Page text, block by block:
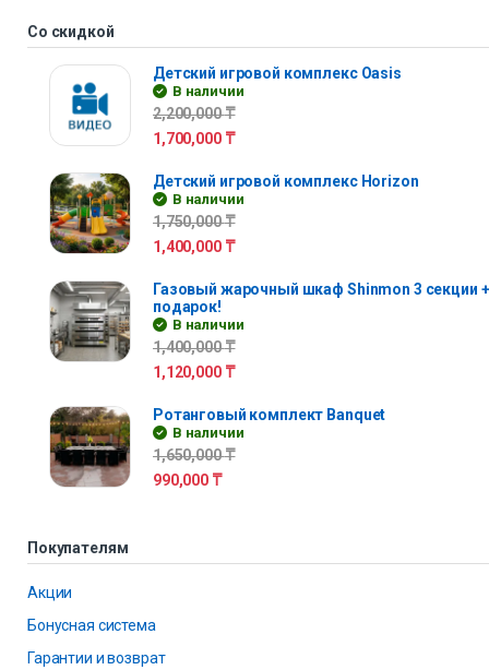
Со скидкой
Детский игровой комплекс Oasis
В наличии
2,200,000₸
1,700,000 ₸
Детский игровой комплекс Horizon
В наличии
1,750,000₸
1,400,000 ₸
Газовый жарочный шкаф Shinmon 3 секции
подарок!
В наличии
1,400,000₸
1,120,000 ₸
Ротанговый комплект Banquet
В наличии
1,650,000₸
990,000 ₸
Покупателям
Акции
Бонусная система
Гарантии и возврат